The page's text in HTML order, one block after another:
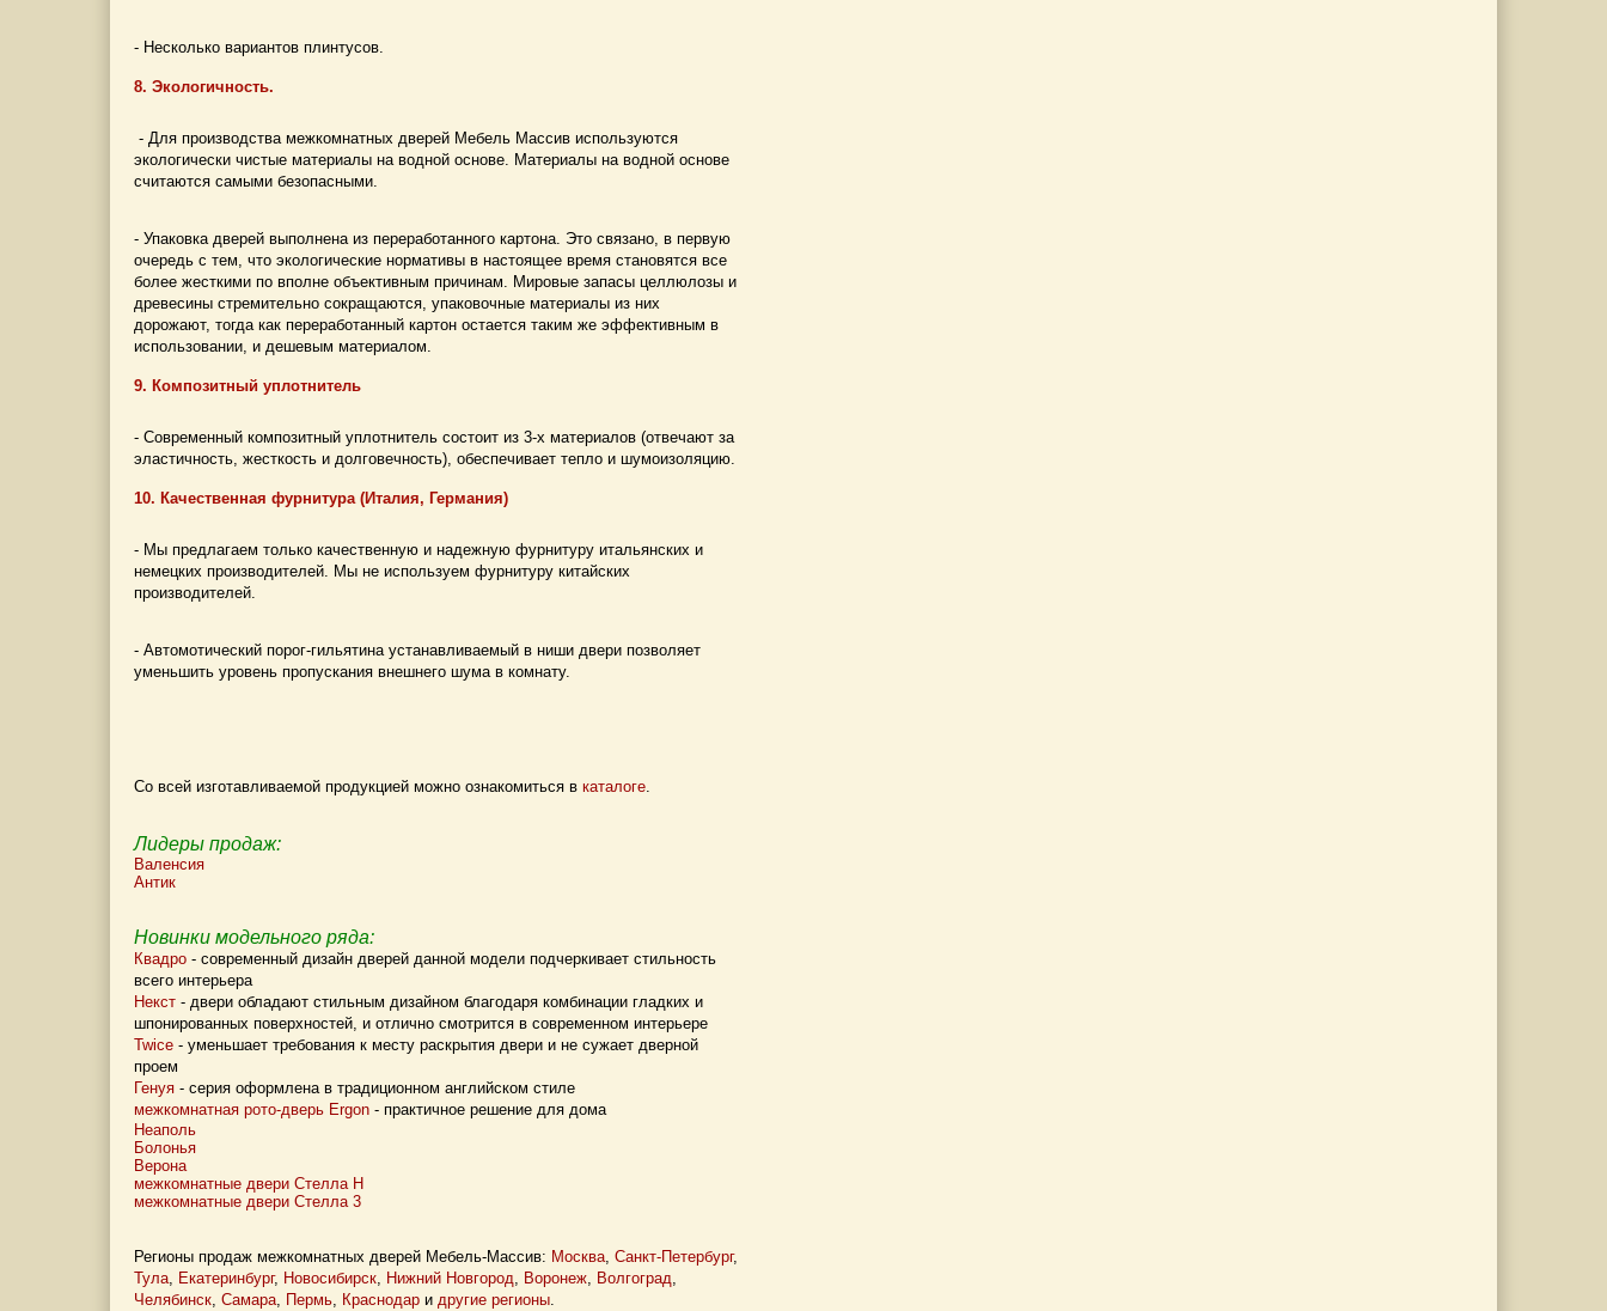
- Несколько вариантов плинтусов.
8. Экологичность.
- Для производства межкомнатных дверей Мебель Массив используются
экологически чистые материалы на водной основе. Материалы на водной основе
считаются самыми безопасными.
- Упаковка дверей выполнена из переработанного картона. Это связано, в первую
очередь с тем, что экологические нормативы в настоящее время становятся все
более жесткими по вполне объективным причинам. Мировые запасы целлюлозы и
древесины стремительно сокращаются, упаковочные материалы из них
дорожают, тогда как переработанный картон остается таким же эффективным в
использовании, и дешевым материалом.
9. Композитный уплотнитель
- Современный композитный уплотнитель состоит из 3-х материалов (отвечают за
эластичность, жесткость и долговечность), обеспечивает тепло и шумоизоляцию.
10. Качественная фурнитура (Италия, Германия)
- Мы предлагаем только качественную и надежную фурнитуру итальянских и
немецких производителей. Мы не используем фурнитуру китайских
производителей.
- Автомотический порог-гильятина устанавливаемый в ниши двери позволяет
уменьшить уровень пропускания внешнего шума в комнату.
Со всей изготавливаемой продукцией можно ознакомиться в каталоге.
Лидеры продаж:
Валенсия
Антик
Новинки модельного ряда:
Квадро - современный дизайн дверей данной модели подчеркивает стильность
всего интерьера
Некст - двери обладают стильным дизайном благодаря комбинации гладких и
шпонированных поверхностей, и отлично смотрится в современном интерьере
Twice - уменьшает требования к месту раскрытия двери и не сужает дверной
проем
Генуя - серия оформлена в традиционном английском стиле
межкомнатная рото-дверь Ergon - практичное решение для дома
Неаполь
Болонья
Верона
межкомнатные двери Стелла Н
межкомнатные двери Стелла 3
Регионы продаж межкомнатных дверей Мебель-Массив: Москва, Санкт-Петербург,
Тула, Екатеринбург, Новосибирск, Нижний Новгород, Воронеж, Волгоград,
Челябинск, Самара, Пермь, Краснодар и другие регионы.